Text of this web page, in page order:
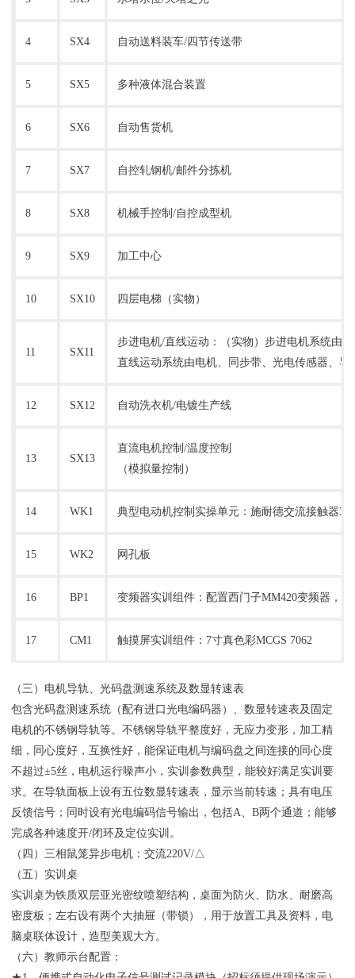
4 SX4 自动送料装车/四节传送带
5 SX5 多种液体混合装置
6 SX6 自动售货机
7 SX7 自控轧钢机/邮件分拣机
8 SX8 机械手控制/自控成型机
9 SX9 加工中心
10 SX10 四层电梯（实物）
11 SX11
步进电机/直线运动：（实物）步进电机系统由
直线运动系统由电机、同步带、光电传感器、导
12 SX12 自动洗衣机/电镀生产线
13 SX13
直流电机控制/温度控制
（模拟量控制）
14 WK1 典型电动机控制实操单元：施耐德交流接触器3
15 WK2 网孔板
16 BP1 变频器实训组件：配置西门子MM420变频器，
17 CM1 触摸屏实训组件：7寸真色彩MCGS 7062
（三）电机导轨、光码盘测速系统及数显转速表
包含光码盘测速系统（配有进口光电编码器）、数显转速表及固定
电机的不锈钢导轨等。不锈钢导轨平整度好，无应力变形，加工精
细，同心度好，互换性好，能保证电机与编码盘之间连接的同心度
不超过±5丝，电机运行噪声小，实训参数典型，能较好满足实训要
求。在导轨面板上设有五位数显转速表，显示当前转速；具有电压
反馈信号；同时设有光电编码信号输出，包括A、B两个通道；能够
完成各种速度开/闭环及定位实训。
（四）三相鼠笼异步电机：交流220V/△
（五）实训桌
实训桌为铁质双层亚光密纹喷塑结构，桌面为防火、防水、耐磨高
密度板；左右设有两个大抽屉（带锁），用于放置工具及资料，电
脑桌联体设计，造型美观大方。
（六）教师示台配置：